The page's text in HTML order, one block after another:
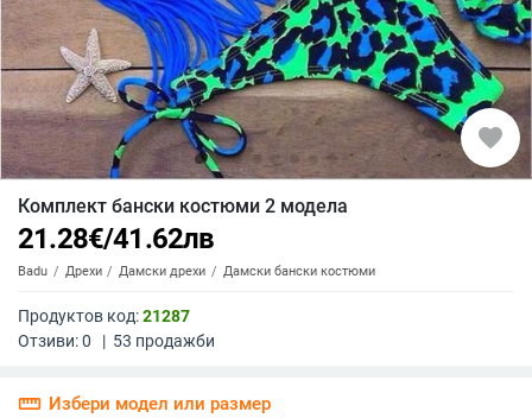
favorite
Комплект бански костюми 2 модела
21.28€/41.62лв
Badu Дрехи Дамски дрехи Дамски бански костюми
Продуктов код:21287
Отзиви:0 | 53 продажби
straighten Избери модел или размер